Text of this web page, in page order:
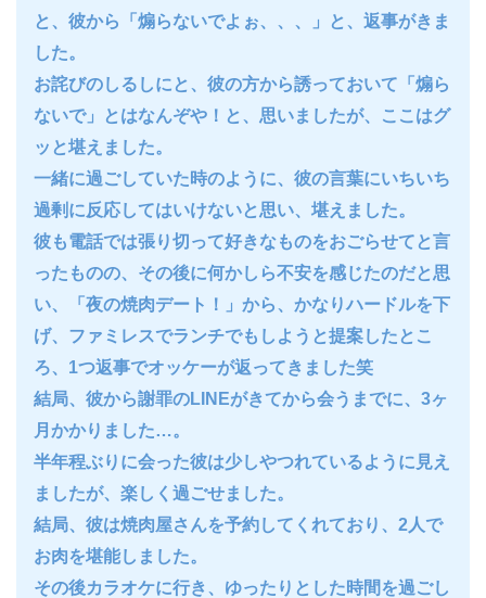
と、彼から「煽らないでよぉ、、、」と、返事がきま
した。
お詫びのしるしにと、彼の方から誘っておいて「煽ら
ないで」とはなんぞや！と、思いましたが、ここはグ
ッと堪えました。
一緒に過ごしていた時のように、彼の言葉にいちいち
過剰に反応してはいけないと思い、堪えました。
彼も電話では張り切って好きなものをおごらせてと言
ったものの、その後に何かしら不安を感じたのだと思
い、「夜の焼肉デート！」から、かなりハードルを下
げ、ファミレスでランチでもしようと提案したとこ
ろ、1つ返事でオッケーが返ってきました笑
結局、彼から謝罪のLINEがきてから会うまでに、3ヶ
月かかりました…。
半年程ぶりに会った彼は少しやつれているように見え
ましたが、楽しく過ごせました。
結局、彼は焼肉屋さんを予約してくれており、2人で
お肉を堪能しました。
その後カラオケに行き、ゆったりとした時間を過ごし